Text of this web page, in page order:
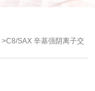
>C8/SAX 辛基强阴离子交